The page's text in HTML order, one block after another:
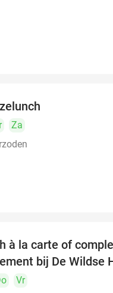
Za
à la carte of
bij De Wildse
Vr